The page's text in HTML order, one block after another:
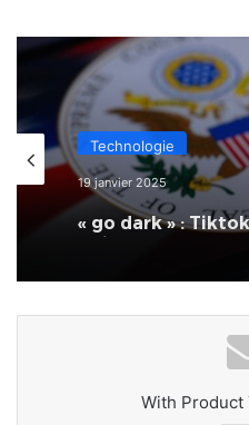
Technologie
19 janvier 2025
« go dark » :
Unis
With Product